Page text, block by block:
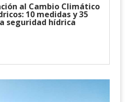
al Cambio Climático
10 medidas y 35
seguridad hídrica